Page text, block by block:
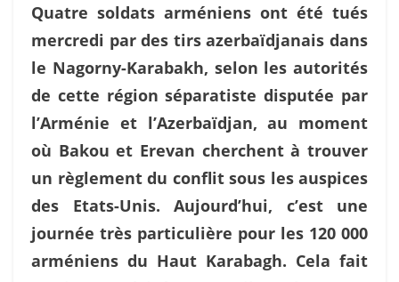
Quatre soldats arméniens ont été tués
mercredi par des tirs azerbaïdjanais dans
le Nagorny-Karabakh, selon les autorités
de cette région séparatiste disputée par
l’Arménie et l’Azerbaïdjan, au moment
où Bakou et Erevan cherchent à trouver
un règlement du conflit sous les auspices
des Etats-Unis. Aujourd’hui, c’est une
journée très particulière pour les 120 000
arméniens du Haut Karabagh. Cela fait